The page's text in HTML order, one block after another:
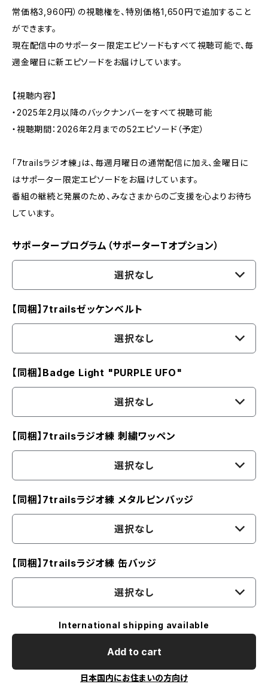
常価格3,960円）の視聴権を、特別価格1,650円で追加すること
ができます。
現在配信中のサポーター限定エピソードもすべて視聴可能で、毎
週金曜日に新エピソードをお届けしています。
【視聴内容】
・2025年2月以降のバックナンバーをすべて視聴可能
・視聴期間：2026年2月までの52エピソード（予定）
「7trailsラジオ練」は、毎週月曜日の通常配信に加え、金曜日に
はサポーター限定エピソードをお届けしています。
番組の継続と発展のため、みなさまからのご支援を心よりお待ち
しています。
サポータープログラム（サポーターTオプション）
選択なし
【同梱】7trailsゼッケンベルト
選択なし
【同梱】Badge Light "PURPLE UFO"
選択なし
【同梱】7trailsラジオ練 刺繍ワッペン
選択なし
【同梱】7trailsラジオ練 メタルピンバッジ
選択なし
【同梱】7trailsラジオ練 缶バッジ
選択なし
International shipping available
Add to cart
日本国内にお住まいの方向け